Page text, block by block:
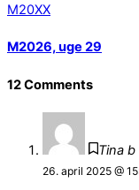
M20XX
M2026, uge 29
12 Comments
Tina b
26. april 2025 @